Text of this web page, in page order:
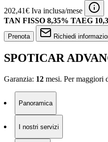
202,41€ Iva inclusa/mese
TAN FISSO 8,35% TAEG
Prenota Richiedi
SPOTICAR
Garanzia: 12 mesi. Per maggiori
Panoramica
I nostri servizi